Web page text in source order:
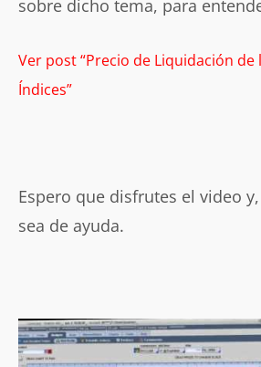
sobre dicho tema, para
Ver post “Precio de Liquidación de
Índices”
Espero que disfrutes el video
sea de ayuda.